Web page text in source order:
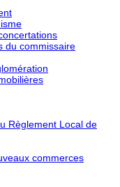
du commissaire
Règlement Local de
commerces